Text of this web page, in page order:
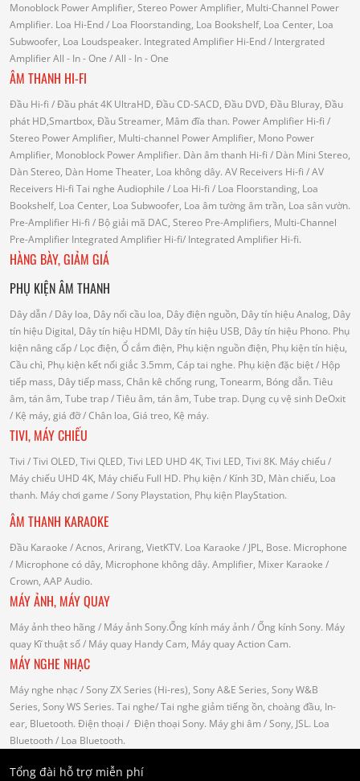
Monoblock Power Amplifier, Stereo Power Amplifier, Multi-Channel Power
Amplifier. Loa Hi-End/ Loa Floorstanding, Loa Bookshelf, Loa Center, Loa
Subwoofer, Loa Loudspeaker. Integrated Amplifier Hi-End/ Intergrated
AmplifierAll - In - One / All - In - One
ÂM THANH HI-FI
Đầu Hi-fi / Đầu phát 4K UltraHD, Đầu CD-SACD, Đầu DVD, Đầu Bluray, Đầu
phát HD,Smartbox, Đầu Streamer, Mâm đĩa than. Power Amplifier Hi-fi /
Stereo Power Amplifier, Multi-channel Power Amplifier, Mono Power
Amplifier, Monoblock Power Amplifier. Dàn âm thanh Hi-fi / Dàn Mini Stereo,
Dàn Stereo, Dàn Home Theater, Loa không dây. AV Receivers Hi-fi / AV
Receivers Hi-fi Tai nghe Audiophile / Loa Hi-fi / Loa Floorstanding, Loa
Bookshelf, Loa Center, Loa Subwoofer, Loa âm tường âm trần, Loa sân vườn.
Pre-Amplifier Hi-fi / Bộ giải mã DAC, Stereo Pre-Amplifiers, Multi-Channel
Pre-Amplifier Integrated Amplifier Hi-fi/ Integrated Amplifier Hi-fi.
HÀNG BÀY, GIẢM GIÁ
PHỤ KIỆN ÂM THANH
Dây dẫn/ Dây loa, Dây nối cầu loa, Dây điện nguồn, Dây tín hiệu Analog, Dây
tín hiệu Digital, Dây tín hiệu HDMI, Dây tín hiệu USB, Dây tín hiệu Phono. Phụ
kiện nâng cấp/ Lọc điện, Ổ cắm điện, Phụ kiện nguồn điện, Phụ kiện tín hiệu,
Cầu chì, Phụ kiện kết nối giắc 3.5mm, Cáp tai nghe. Phụ kiện đặc biệt/ Hộp
tiếp mass, Dây tiếp mass, Chân kê chống rung, Tonearm, Bóng dẫn. Tiêu
âm, tán âm, Tube trap/ Tiêu âm, tán âm, Tube trap. Dụng cụ vệ sinh DeOxit
/ Kệ máy, giá đỡ/ Chân loa, Giá treo, Kệ máy.
TIVI, MÁY CHIẾU
Tivi / Tivi OLED, Tivi QLED, Tivi LED UHD 4K, Tivi LED, Tivi 8K. Máy chiếu/
Máy chiếu UHD 4K, Máy chiếu Full HD. Phụ kiện/ Kính 3D, Màn chiếu, Loa
thanh. Máy chơi game / Sony Playstation, Phụ kiện PlayStation.
ÂM THANH KARAOKE
Đầu Karaoke / Acnos, Arirang, VietKTV. Loa Karaoke / JPL, Bose. Microphone
/ Microphone có dây, Microphone không dây. Amplifier, Mixer Karaoke /
Crown, AAP Audio.
MÁY ẢNH, MÁY QUAY
Máy ảnh theo hãng / Máy ảnh Sony.Ống kính máy ảnh / Ống kính Sony. Máy
quay Kĩ thuật số/ Máy quay Handy Cam, Máy quay Action Cam.
MÁY NGHE NHẠC
Máy nghe nhạc / Sony ZX Series (Hi-res), Sony A&E Series, Sony W&B
Series, Sony WS Series. Tai nghe/ Tai nghe giảm tiếng ồn, choàng đầu, In-
ear, Bluetooth. Điện thoại / Điện thoại Sony. Máy ghi âm / Sony, JSL. Loa
Bluetooth/ Loa Bluetooth.
Tổng đài hỗ trợ miễn phí